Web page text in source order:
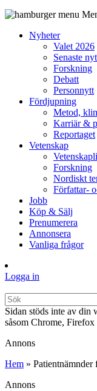
Nyheter
Valet 2026
Senaste
Forskning
Debatt
Personnytt
Fördjupning
Metod,
Karriär &
Reportaget
Vetenskap
Forskning
Nordiskt
Författar-
Jobb
Köp & Sälj
Prenumerera
Annonsera
Vanliga frågor
Logga in
Sidan stöds inte av din
såsom Chrome, Firefox
Annons
Hem » Patientnämnder
Annons